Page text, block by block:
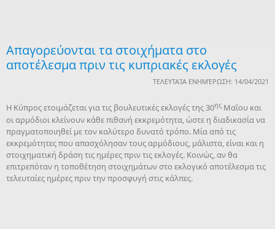
Απαγορεύονται τα στοιχήματα στο
αποτέλεσμα πριν τις κυπριακές εκλογές
ΤΕΛΕΥΤΑΊΑ ΕΝΗΜΈΡΩΣΗ: 14/04/2021
Η Κύπρος ετοιμάζεται για τις βουλευτικές εκλογές της 30ης Μαΐου και
οι αρμόδιοι κλείνουν κάθε πιθανή εκκρεμότητα, ώστε η διαδικασία να
πραγματοποιηθεί με τον καλύτερο δυνατό τρόπο. Μία από τις
εκκρεμότητες που απασχόλησαν τους αρμόδιους, μάλιστα, είναι και η
στοιχηματική δράση τις ημέρες πριν τις εκλογές. Κοινώς, αν θα
επιτρεπόταν η τοποθέτηση στοιχημάτων στο εκλογικό αποτέλεσμα τις
τελευταίες ημέρες πριν την προσφυγή στις κάλπες.